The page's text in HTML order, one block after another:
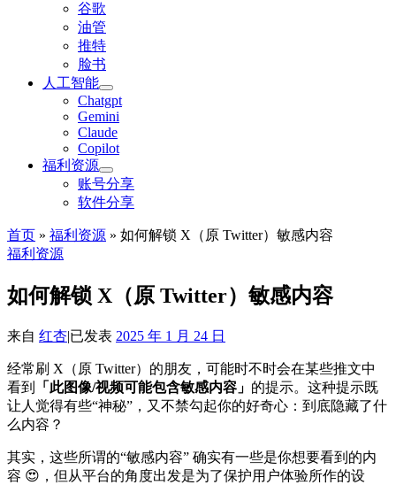
谷歌
油管
推特
脸书
人工智能
Chatgpt
‎Gemini
Claude
Copilot
福利资源
账号分享
软件分享
首页 » 福利资源 » 如何解锁 X（原 Twitter）敏感内容
福利资源
如何解锁 X（原 Twitter）敏感内容
来自 红杏|已发表 2025 年 1 月 24 日
经常刷 X（原 Twitter）的朋友，可能时不时会在某些推文中
看到
「此图像/视频可能包含敏感内容」 的提示。这种提示既
让人觉得有些“神秘”，又不禁勾起你的好奇心：到底隐藏了什
么内容？
其实，这些所谓的“敏感内容” 确实有一些是你想要看到的内
容 😍，但从平台的角度出发是为了保护用户体验所作的设